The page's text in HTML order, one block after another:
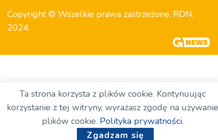
Copyright © Wszelkie prawa zastrzeżone. RDN.
2024.
Ta strona korzysta z plików cookie. Kontynuując
korzystanie z tej witryny, wyrażasz zgodę na używanie
plików cookie. Polityka prywatności.
Zgadzam się